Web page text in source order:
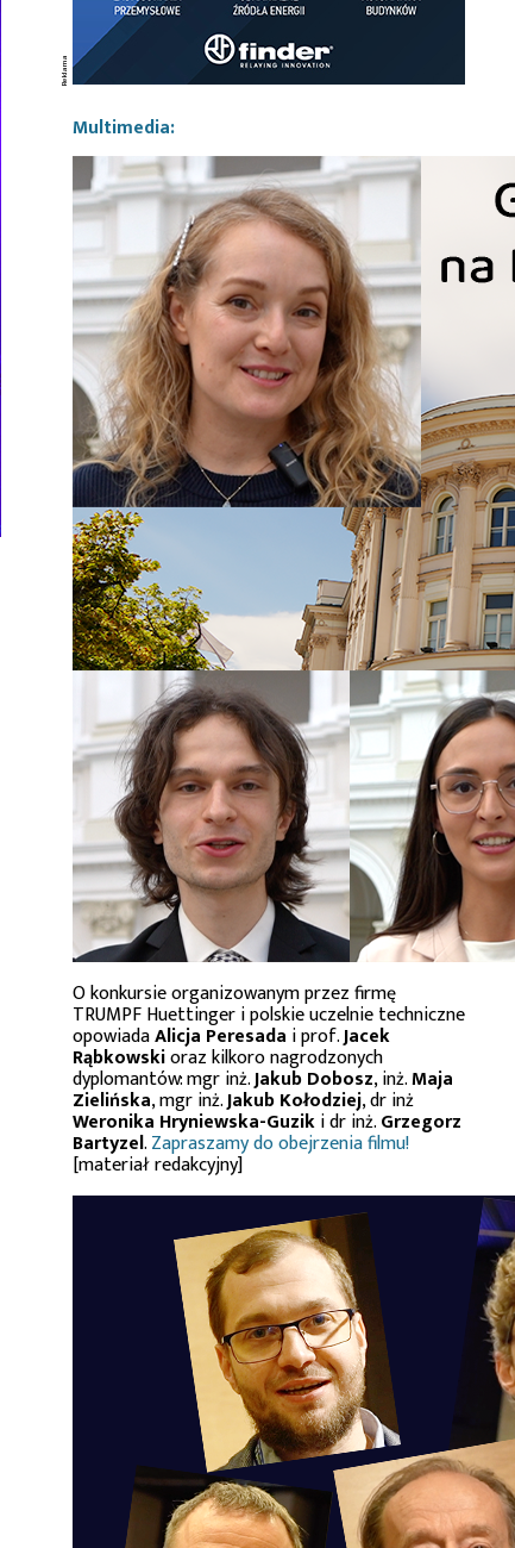
Multimedia:
O konkursie organizowanym przez firmę
TRUMPF Huettinger i polskie uczelnie techniczne
opowiadaAlicja Peresada i prof.Jacek
Rąbkowskioraz kilkoro nagrodzonych
dyplomantów: mgr inż.Jakub Dobosz, inż.Maja
Zielińska, mgr inż.Jakub Kołodziej, dr inż
Weronika Hryniewska-Guziki dr inż.Grzegorz
Bartyzel.Zapraszamy do obejrzenia filmu!
[materiał redakcyjny]